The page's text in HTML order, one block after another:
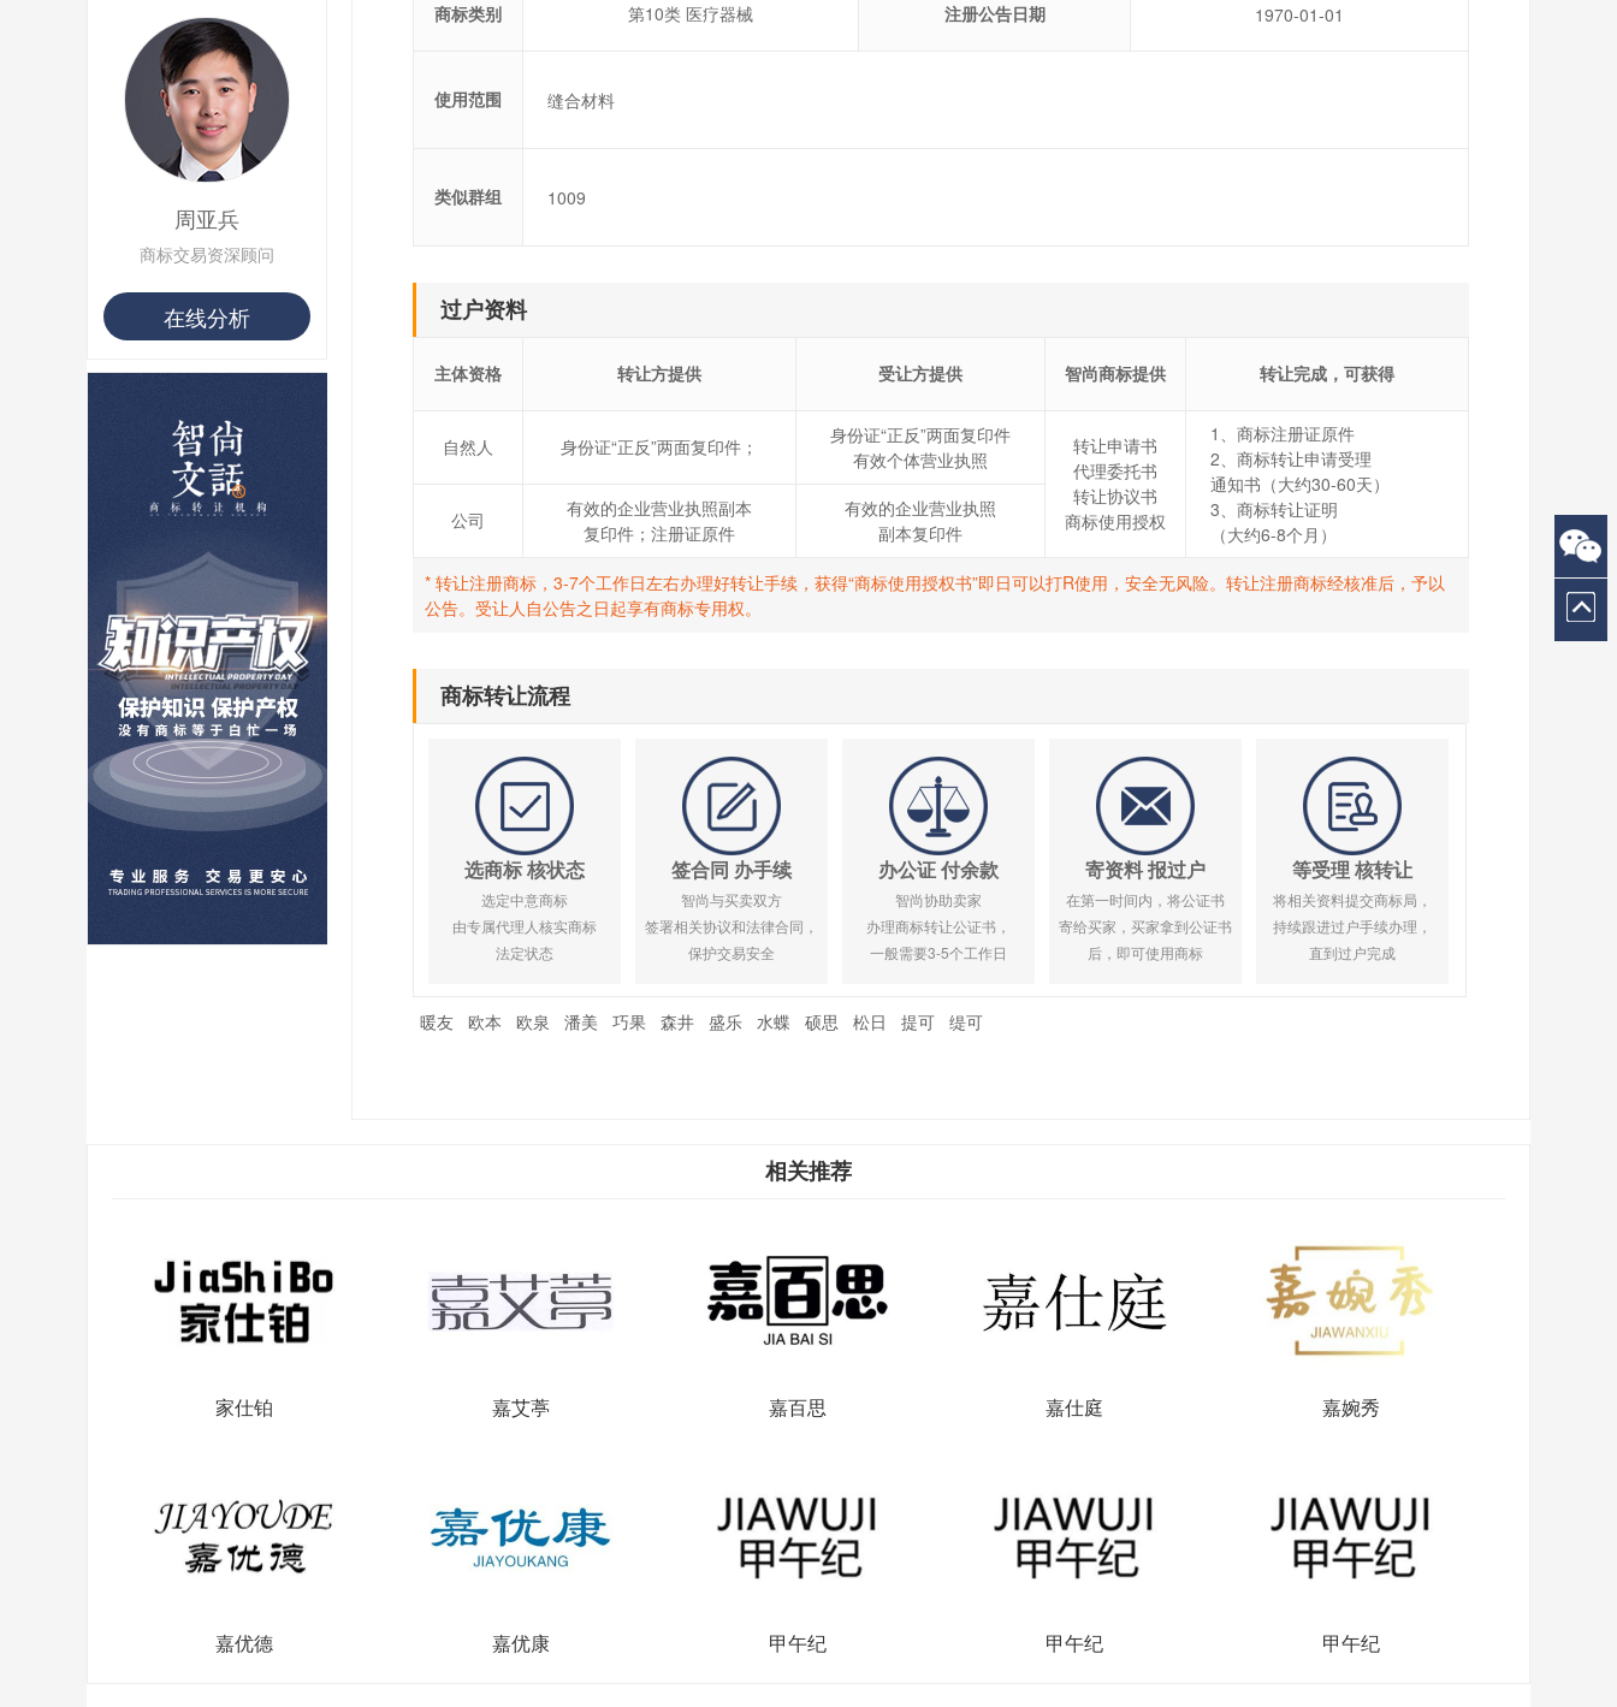
周亚兵
商标交易资深顾问
在线分析
商标类别 第10类 医疗器械 注册公告日期 1970-01-01
使用范围 缝合材料
类似群组 1009
过户资料
主体资格 转让方提供 受让方提供 智尚商标提供 转让完成，可获得
自然人 身份证“正反”两面复印件；
身份证“正反”两面复印件
有效个体营业执照
转让申请书
代理委托书
转让协议书
商标使用授权
1、商标注册证原件
2、商标转让申请受理
通知书（大约30-60天）
3、商标转让证明
（大约6-8个月）
公司
有效的企业营业执照副本
复印件；注册证原件
有效的企业营业执照
副本复印件
* 转让注册商标，3-7个工作日左右办理好转让手续，获得“商标使用授权书”即日可以打R使用，安全无风险。转让注册商标经核准后，予以
公告。受让人自公告之日起享有商标专用权。
商标转让流程
选商标 核状态
选定中意商标
由专属代理人核实商标
法定状态
签合同 办手续
智尚与买卖双方
签署相关协议和法律合同，
保护交易安全
办公证 付余款
智尚协助卖家
办理商标转让公证书，
一般需要3-5个工作日
寄资料 报过户
在第一时间内，将公证书
寄给买家，买家拿到公证书
后，即可使用商标
等受理 核转让
将相关资料提交商标局，
持续跟进过户手续办理，
直到过户完成
暖友 欧本 欧泉 潘美 巧果 森井 盛乐 水蝶 硕思 松日 提可 缇可
相关推荐
家仕铂 嘉艾葶 嘉百思 嘉仕庭 嘉婉秀
嘉优德 嘉优康 甲午纪 甲午纪 甲午纪